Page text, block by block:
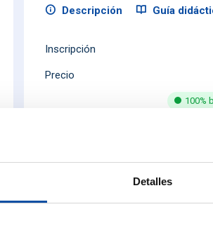
Detalles
Descripción Guía
Inscripción
Precio
100%
Inscripción